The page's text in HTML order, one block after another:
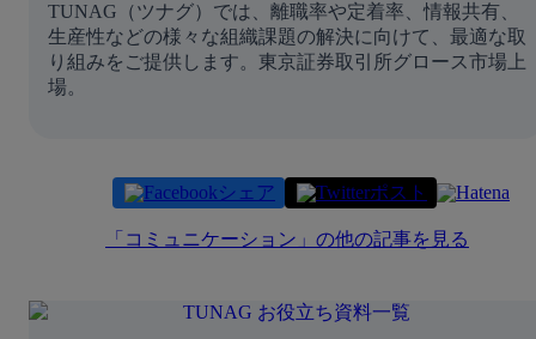
TUNAG（ツナグ）では、離職率や定着率、情報共有、
生産性などの様々な組織課題の解決に向けて、最適な取
り組みをご提供します。東京証券取引所グロース市場上
場。
シェア ポスト
「 コミュニケーション 」の他の記事を見る